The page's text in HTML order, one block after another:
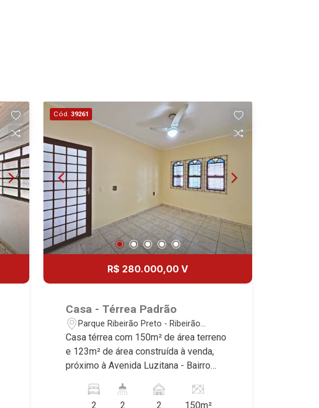
Cód. 39261
R$ 280.000,00 V
Casa - Térrea Padrão
Parque Ribeirão Preto - Ribeirão
Preto/SP
Casa térrea com 150m² de área terreno
e 123m² de área construída à venda,
próximo à Avenida Luzitana - Bairro
Preto/SP. Conheça as características
2
2
2
150m²